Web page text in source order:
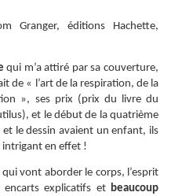
Granger, éditions Hachette,
qui m’a attiré par sa couverture,
de « l’art de la respiration, de la
», ses prix (prix du livre du
et le début de la quatrième
le dessin avaient un enfant, ils
intrigant en effet !
vont aborder le corps, l’esprit
explicatifs et beaucoup